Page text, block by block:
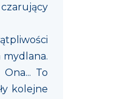
mydlana.
To
kolejne